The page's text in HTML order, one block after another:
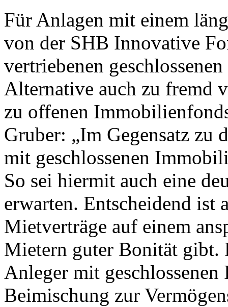
Für Anlagen mit einem
von der SHB Innovative
vertriebenen
Alternative auch zu fremd
zu offenen
Gruber: „Im Gegensatz zu
mit geschlossenen
So sei hiermit auch eine
erwarten. Entscheidend ist
Mietverträge auf einem
Mietern guter Bonität gibt.
Anleger mit
Beimischung zur